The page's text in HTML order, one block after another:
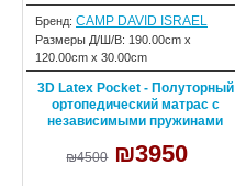
Бренд: CAMP DAVID ISRAEL
Размеры Д/Ш/В: 190.00cm x
120.00cm x 30.00cm
3D Latex Pocket - Полуторный
ортопедический матрас с
независимыми пружинами
₪4500 ₪3950